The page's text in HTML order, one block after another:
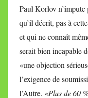
Paul Korlov n’impute
qu’il décrit, pas à
et qui ne connaît
serait bien incapable
«une objection
l’exigence de
l’Autre. «Plus de 60